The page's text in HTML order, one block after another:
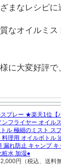
まなレシピに
なオイルミス
に大変好評
スプレー ★楽天1位【
ンフライヤー オイル
ル 極細のミスト ス
料理用 オイルボトル
漏れ防止 キャンプ キ
粧水 加湿●
円（税込、送料